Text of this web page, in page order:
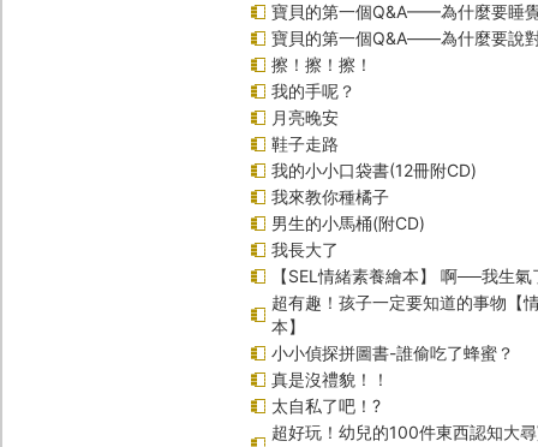
寶貝的第一個Q&A——為什麼要睡
寶貝的第一個Q&A――為什麼要說
擦！擦！擦！
我的手呢？
月亮晚安
鞋子走路
我的小小口袋書(12冊附CD)
我來教你種橘子
男生的小馬桶(附CD)
我長大了
【SEL情緒素養繪本】 啊──我生
超有趣！孩子一定要知道的事物【
本】
小小偵探拼圖書-誰偷吃了蜂蜜？
真是沒禮貌！！
太自私了吧！?
超好玩！幼兒的100件東西認知大